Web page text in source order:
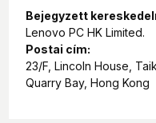
Az Egyedi képvilág
képeidet. Állítsd be a
például ételek,
többit pedig bízd rá.
A Csoportkép
Bejegyzett
Lenovo PC HK Limited.
Postai cím:
23/F, Lincoln House,
Quarry Bay, Hong Kong